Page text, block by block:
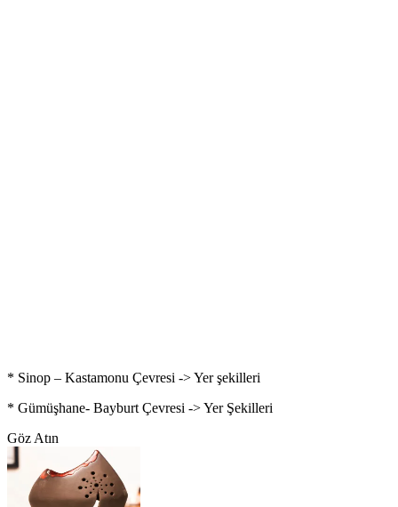
* Sinop – Kastamonu Çevresi -> Yer şekilleri
* Gümüşhane- Bayburt Çevresi -> Yer Şekilleri
Göz Atın